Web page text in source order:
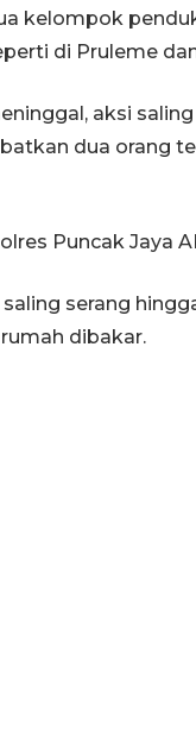
kelompok
di Pruleme
aksi
dua orang
Puncak Jaya
serang
dibakar.